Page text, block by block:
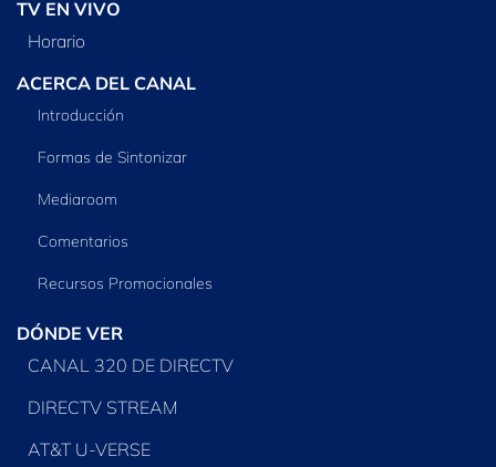
TV EN VIVO
Horario
ACERCA DEL CANAL
Introducción
Formas de Sintonizar
Mediaroom
Comentarios
Recursos Promocionales
DÓNDE VER
CANAL 320 DE DIRECTV
DIRECTV STREAM
AT&T U-VERSE